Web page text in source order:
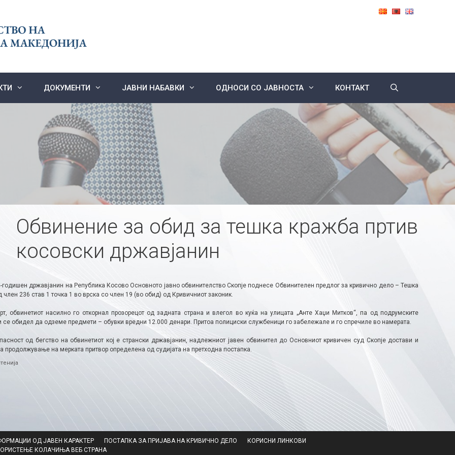
ДОКУМЕНТИ ЈАВНИ НАБАВКИ ОДНОСИ СО ЈАВНОСТА КОНТАКТ
Обвинение за обид за тешка кражба пртив
косовски државјанин
годишен државјанин на Република Косово Основното јавно обвинителство Скопје поднесе Обвинителен предлог за кривично дело – Тешка
член 236 став 1 точка 1 во врска со член 19 (во обид) од Кривичниот законик.
обвинетиот насилно го откорнал прозорецот од задната страна и влегол во куќа на улицата „Анте Хаџи Митков“, па од подрумските
се обидел да одземе предмети – обувки вредни 12.000 денари. Притоа полициски службеници го забележале и го спречиле во намерата.
од бегство на обвинетиот кој е странски државјанин, надлежниот јавен обвинител до Основниот кривичен суд Скопје достави и
продолжување на мерката притвор определена од судијата на претходна постапка.
ОД ЈАВЕН КАРАКТЕР ПОСТАПКА ЗА ПРИЈАВА НА КРИВИЧНО ДЕЛО
КОРИСНИ ЛИНКОВИ
КОЛАЧИЊА ВЕБ СТРАНА